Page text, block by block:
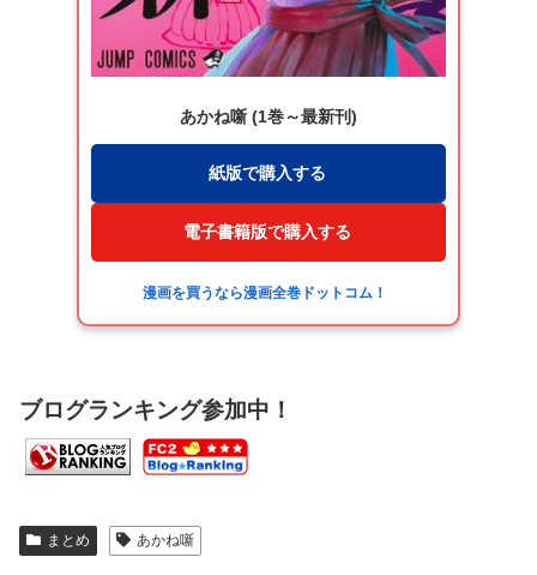
あかね噺 (1巻～最新刊)
紙版で購入する
電子書籍版で購入する
漫画を買うなら漫画全巻ドットコム！
ブログランキング参加中！
まとめ あかね噺